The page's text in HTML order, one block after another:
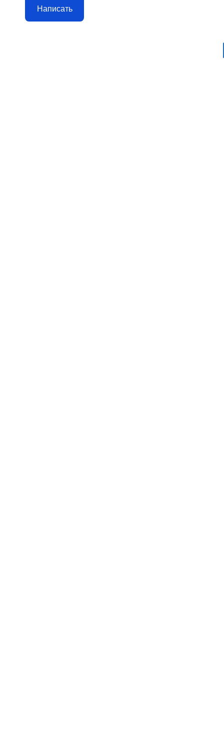
Написать